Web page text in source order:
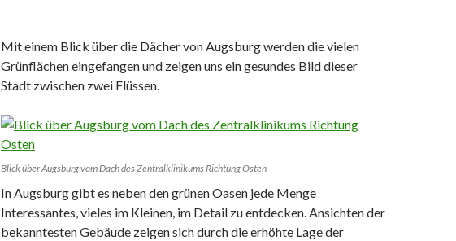
Mit einem Blick über die Dächer von Augsburg werden die vielen
Grünflächen eingefangen und zeigen uns ein gesundes Bild dieser
Stadt zwischen zwei Flüssen.
Blick über Augsburg vom Dach des Zentralklinikums Richtung Osten
In Augsburg gibt es neben den grünen Oasen jede Menge
Interessantes, vieles im Kleinen, im Detail zu entdecken. Ansichten der
bekanntesten Gebäude zeigen sich durch die erhöhte Lage der